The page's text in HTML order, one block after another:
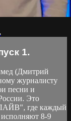
1.
(Дмитрий
журналисту
песни и
Это
где каждый
8-9